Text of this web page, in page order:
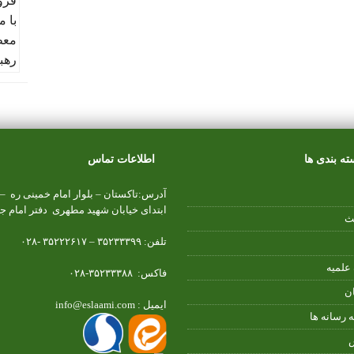
بندی ها
رسانه ها
اطلاعات تماس
آدرس:تاکستان – بلوار امام خمینی ره –
ابتدای خیابان شهید مطهری دفتر امام
تلفن: ۳۵۲۳۳۳۹۹ – ۳۵۲۲۲۶۱۷ -۰۲۸
فاکس: ۳۵۲۳۳۳۸۸-۰۲۸
ایمیل : info@eslaami.com